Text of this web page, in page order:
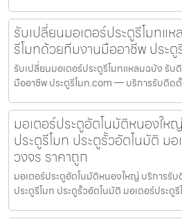
รับเปลี่ยนมอเตอร์ประตูรีโมทแ
รีโมทด้วยทีมงานมืออาชีพ ประตู
รับเปลี่ยนมอเตอร์ประตูรีโมทแหลมฉบัง รั
มืออาชีพ ประตูรีโมท.com — บริการรับติด
มอเตอร์ประตูอัตโนมัติหนองใ
ประตูรีโมท ประตูรั้วอัตโนมัติ ม
วงจร ราคาถูก
มอเตอร์ประตูอัตโนมัติหนองใหญ่ บริการรั
ประตูรีโมท ประตูรั้วอัตโนมัติ มอเตอร์ประตู